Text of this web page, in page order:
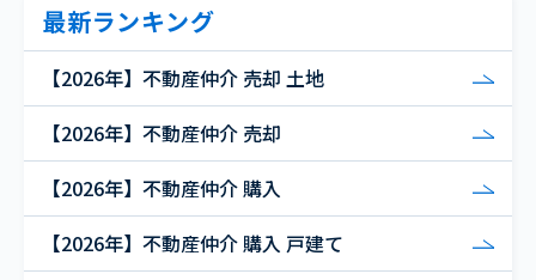
最新ランキング
【2026年】不動産仲介 売却 土地
【2026年】不動産仲介 売却
【2026年】不動産仲介 購入
【2026年】不動産仲介 購入 戸建て